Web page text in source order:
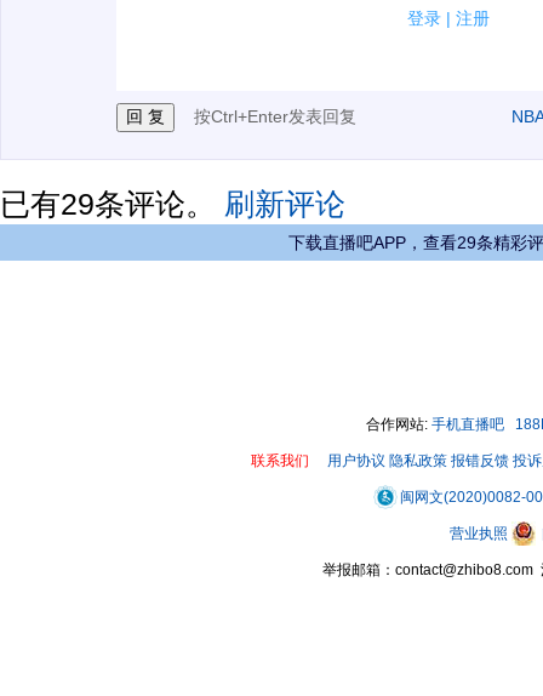
登录 | 注册
按Ctrl+Enter发表回复
已有29条评论。 刷新评论
下载直播吧APP，查看29条精彩
合作网站: 手机直播吧
联系我们 用户协议 隐私政策 报错反馈 投
闽网文(2020)0082-
营业执照
举报邮箱：